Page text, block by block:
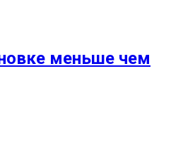
меньше чем